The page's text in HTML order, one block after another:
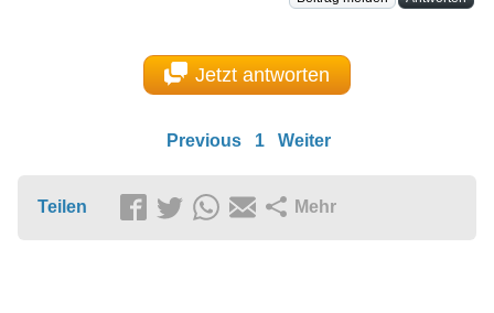
Jetzt antworten
Previous 1 Weiter
Teilen Mehr